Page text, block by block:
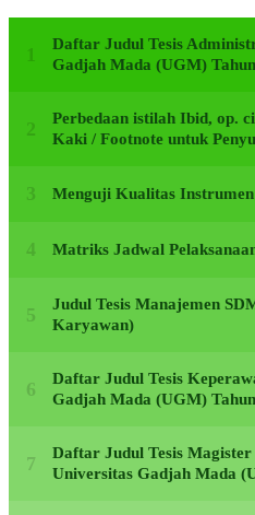
Daftar Judul Tesis
Gadjah Mada (UGM)
Perbedaan istilah Ibid, op.
Kaki / Footnote untuk
Menguji Kualitas
Matriks Jadwal
Judul Tesis Manajemen
Karyawan)
Daftar Judul Tesis
Gadjah Mada (UGM)
Daftar Judul Tesis
Universitas Gadjah Mada